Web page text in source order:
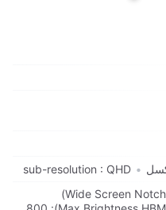
•
sub-resolution : QHD